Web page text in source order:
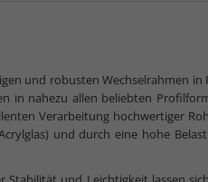
und robusten Wechselrahmen
in nahezu allen beliebten
Verarbeitung hochwertiger
und durch eine hohe